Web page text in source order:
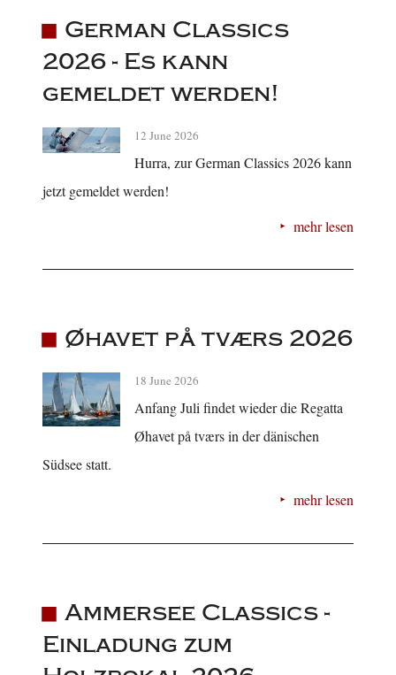
German Classics
2026 - Es kann
gemeldet werden!
12 June 2026
Hurra, zur German Classics 2026 kann
jetzt gemeldet werden!
mehr lesen
Øhavet på tværs 2026
18 June 2026
Anfang Juli findet wieder die Regatta
Øhavet på tværs in der dänischen
Südsee statt.
mehr lesen
Ammersee Classics -
Einladung zum